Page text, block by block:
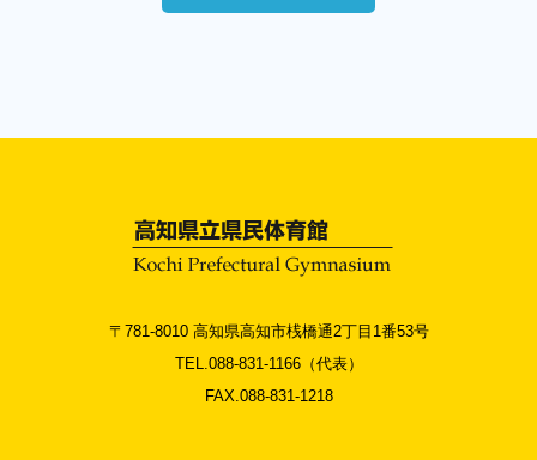
〒781-8010 高知県高知市桟橋通2丁目1番53号
TEL.088-831-1166（代表）
FAX.088-831-1218